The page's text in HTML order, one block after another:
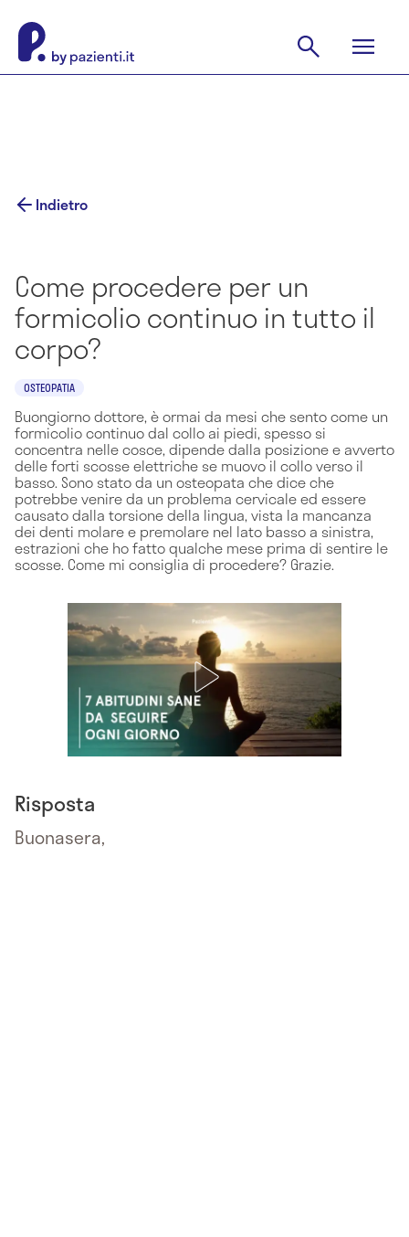
Indietro
Come procedere per un
formicolio continuo in tutto il
corpo?
OSTEOPATIA
Buongiorno dottore, è ormai da mesi che sento come un
formicolio continuo dal collo ai piedi, spesso si
concentra nelle cosce, dipende dalla posizione e avverto
delle forti scosse elettriche se muovo il collo verso il
basso. Sono stato da un osteopata che dice che
potrebbe venire da un problema cervicale ed essere
causato dalla torsione della lingua, vista la mancanza
dei denti molare e premolare nel lato basso a sinistra,
estrazioni che ho fatto qualche mese prima di sentire le
scosse. Come mi consiglia di procedere? Grazie.
Risposta
Buonasera,